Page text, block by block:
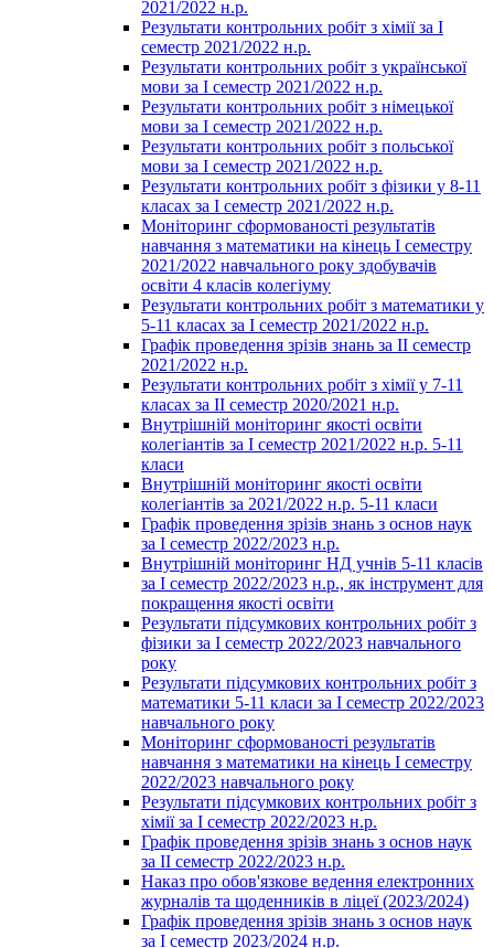
2021/2022 н.р.
Результати контрольних робіт з хімії за І
семестр 2021/2022 н.р.
Результати контрольних робіт з української
мови за І семестр 2021/2022 н.р.
Результати контрольних робіт з німецької
мови за І семестр 2021/2022 н.р.
Результати контрольних робіт з польської
мови за І семестр 2021/2022 н.р.
Результати контрольних робіт з фізики у 8-11
класах за І семестр 2021/2022 н.р.
Моніторинг сформованості результатів
навчання з математики на кінець І семестру
2021/2022 навчального року здобувачів
освіти 4 класів колегіуму
Результати контрольних робіт з математики у
5-11 класах за І семестр 2021/2022 н.р.
Графік проведення зрізів знань за ІІ семестр
2021/2022 н.р.
Результати контрольних робіт з хімії у 7-11
класах за ІІ семестр 2020/2021 н.р.
Внутрішній моніторинг якості освіти
колегіантів за І семестр 2021/2022 н.р. 5-11
класи
Внутрішній моніторинг якості освіти
колегіантів за 2021/2022 н.р. 5-11 класи
Графік проведення зрізів знань з основ наук
за І семестр 2022/2023 н.р.
Внутрішній моніторинг НД учнів 5-11 класів
за І семестр 2022/2023 н.р., як інструмент для
покращення якості освіти
Результати підсумкових контрольних робіт з
фізики за І семестр 2022/2023 навчального
року
Результати підсумкових контрольних робіт з
математики 5-11 класи за І семестр 2022/2023
навчального року
Моніторинг сформованості результатів
навчання з математики на кінець І семестру
2022/2023 навчального року
Результати підсумкових контрольних робіт з
хімії за І семестр 2022/2023 н.р.
Графік проведення зрізів знань з основ наук
за ІІ семестр 2022/2023 н.р.
Наказ про обов'язкове ведення електронних
журналів та щоденників в ліцеї (2023/2024)
Графік проведення зрізів знань з основ наук
за І семестр 2023/2024 н.р.